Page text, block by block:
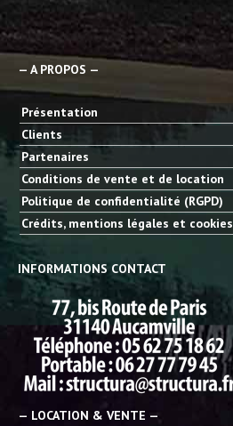
— A PROPOS —
Présentation
Clients
Partenaires
Conditions de vente et de location
Politique de confidentialité (RGPD)
Crédits, mentions légales et cookies
INFORMATIONS CONTACT
— LOCATION & VENTE —